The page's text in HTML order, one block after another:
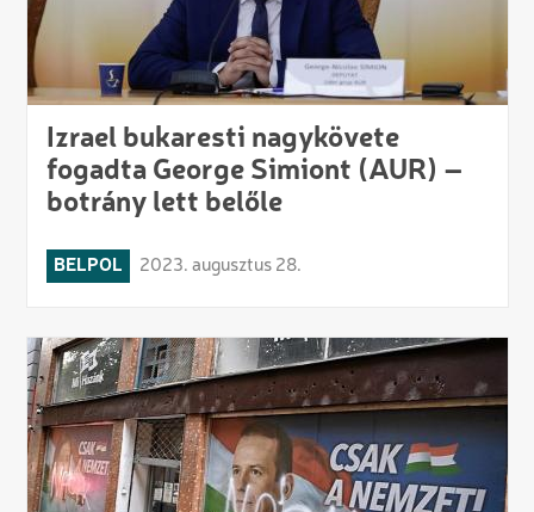
Izrael bukaresti nagykövete
fogadta George Simiont (AUR) –
botrány lett belőle
BELPOL 2023. augusztus 28.